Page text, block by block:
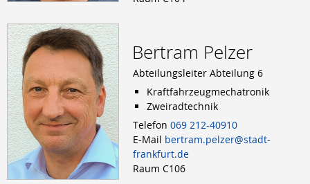
Bertram Pelzer
Abteilungsleiter Abteilung 6
Kraftfahrzeugmechatronik
Zweiradtechnik
Telefon 069 212-40910
E-Mail bertram.pelzer@stadt-
frankfurt.de
Raum C106